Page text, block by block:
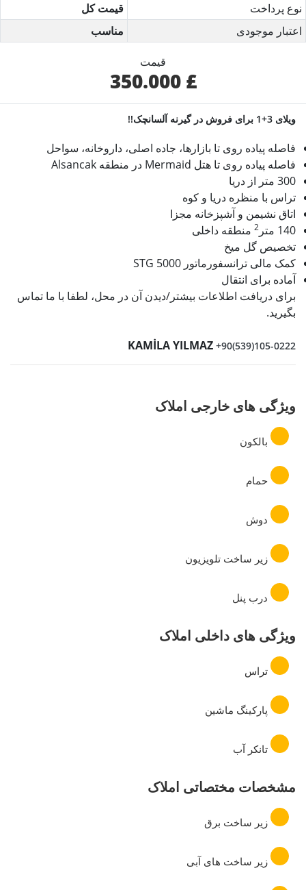
نوع پرداخت
قیمت کل
اعتبار موجودی
مناسب
قیمت
£ 350.000
ویلای 3+1 برای فروش در گیرنه آلسانچک!!
فاصله پیاده روی تا بازارها، جاده اصلی، داروخانه، سواحل
فاصله پیاده روی تا هتل Mermaid در منطقه Alsancak
300 متر از دریا
تراس با منظره دریا و کوه
اتاق نشیمن و آشپزخانه مجزا
140 متر
2 منطقه داخلی
تخصیص گل میخ
کمک مالی ترانسفورماتور 5000 STG
آماده برای انتقال
برای دریافت اطلاعات بیشتر/دیدن آن در محل، لطفا با ما تماس
بگیرید.
KAMİLA YILMAZ +90(539)105-0222
ویژگی های خارجی املاک
بالکون
حمام
دوش
زیر ساخت تلویزیون
درب پنل
ویژگی های داخلی املاک
تراس
پارکینگ ماشین
تانکر آب
مشخصات مختصاتی املاک
زیر ساخت برق
زیر ساخت های آبی